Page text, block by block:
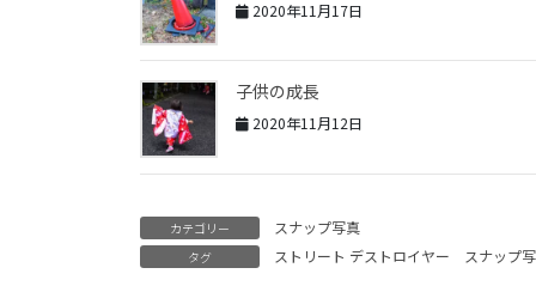
2020年11月17日
子供の成長
2020年11月12日
カテゴリー スナップ写真
タグ ストリート デストロイヤー スナップ